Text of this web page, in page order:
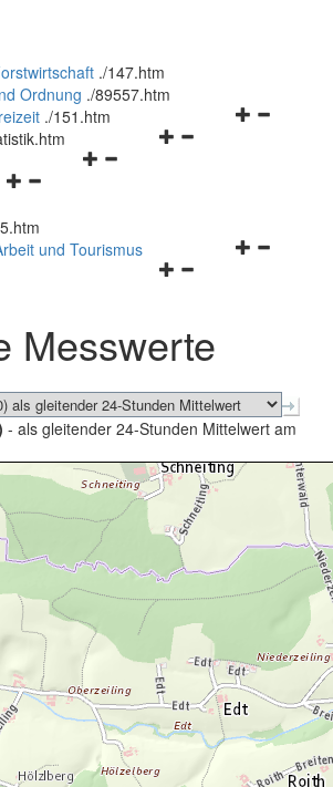
./147.htm
Ordnung ./89557.htm
Navigationsmenü
./151.htm
Navigationsmenü
Navigationsmenü
und
schließen
Navigationsmenü
schließen
und Tourismus
Messwerte
- als gleitender 24-Stunden Mittelwert am